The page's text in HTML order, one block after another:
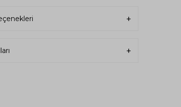
Micro Polyester Polar